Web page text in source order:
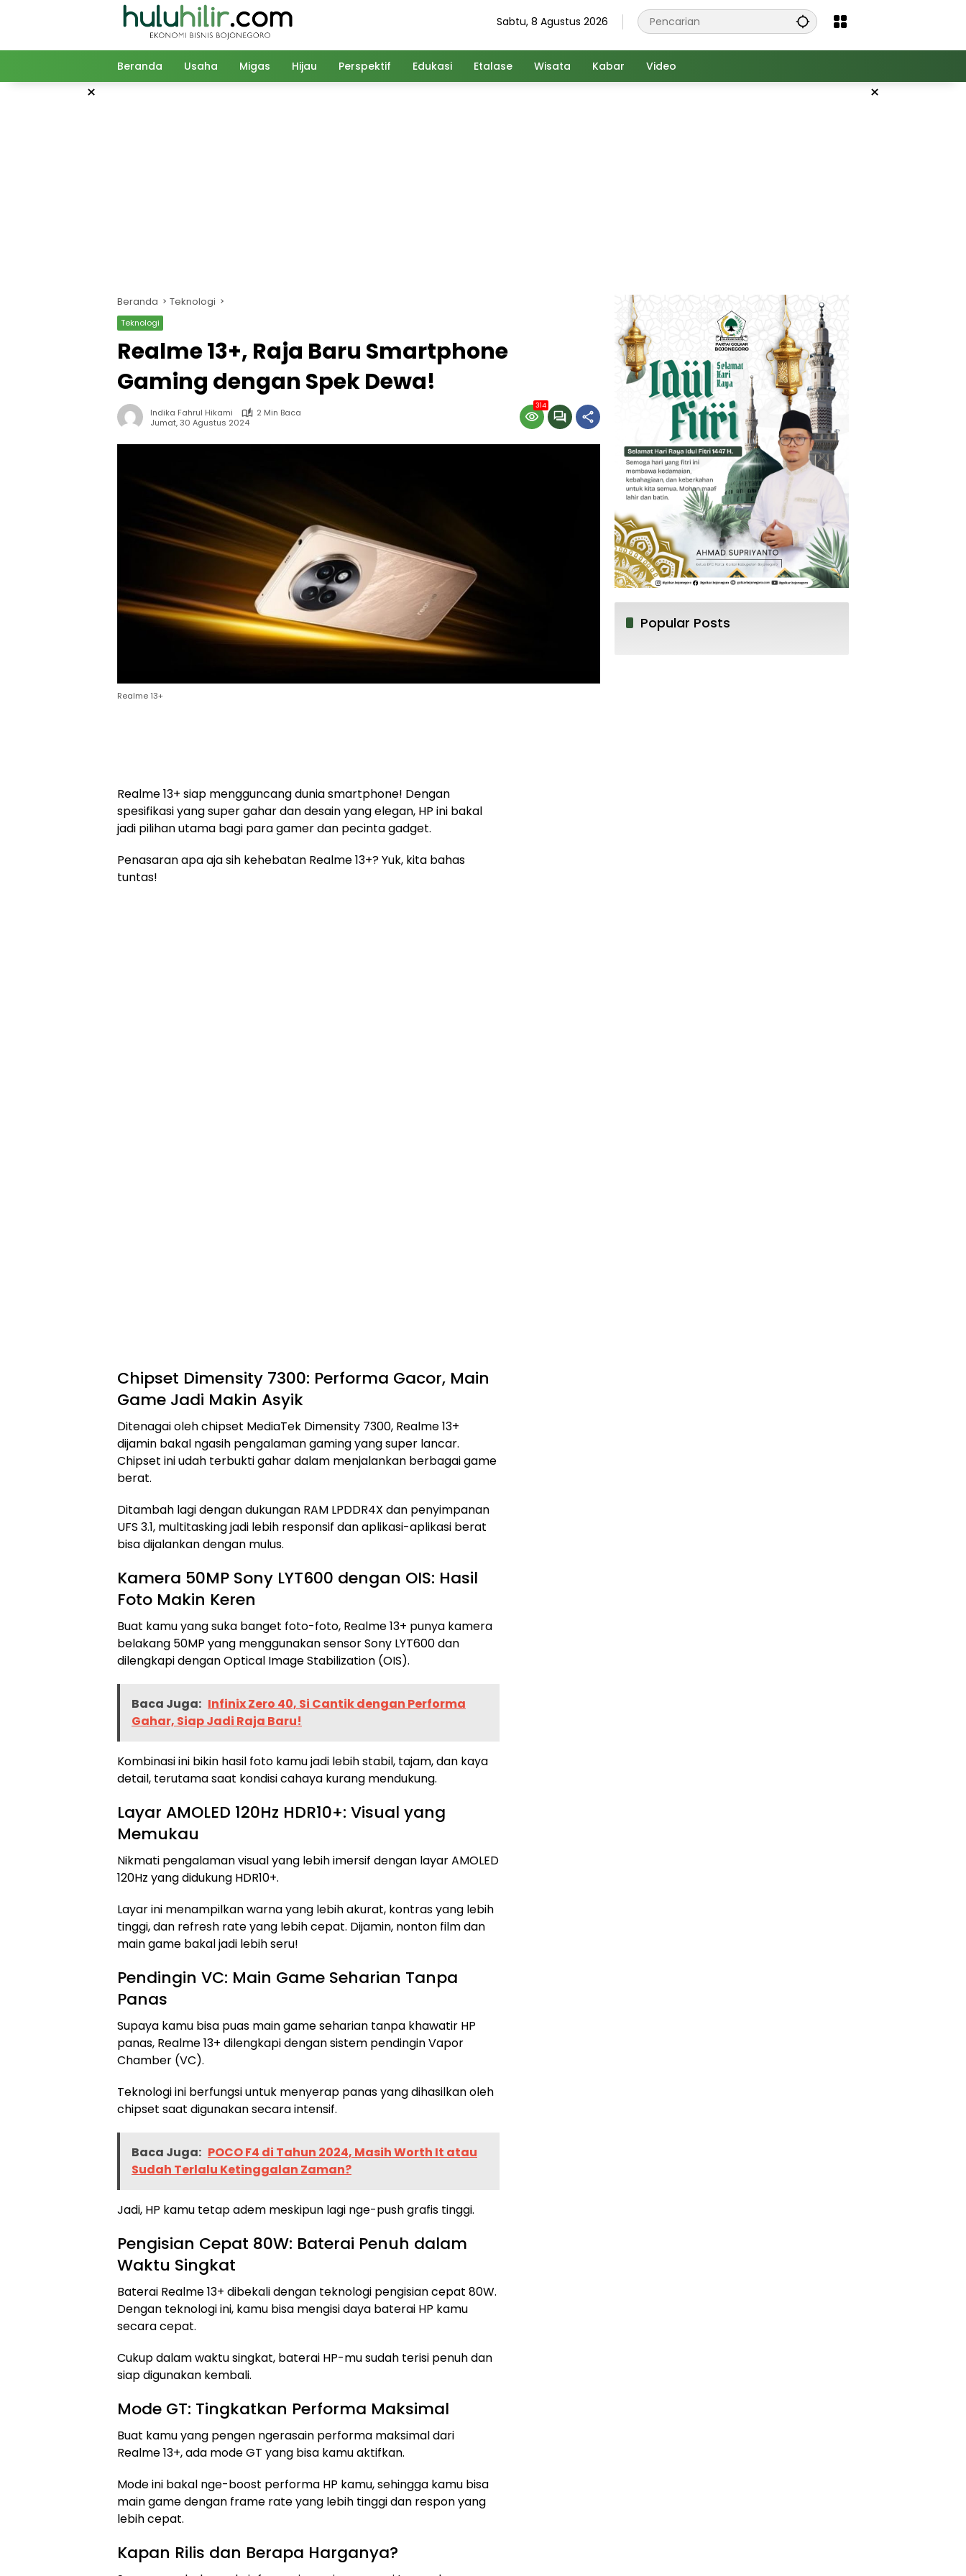
Sabtu, 8 Agustus 2026
Beranda Usaha Migas Hijau Perspektif Edukasi Etalase Wisata Kabar Video
× ×
Beranda Teknologi
Teknologi
Realme 13+, Raja Baru Smartphone
Gaming dengan Spek Dewa!
Indika Fahrul Hikami
2 Min Baca
Jumat, 30 Agustus 2024
314
Realme 13+
Realme 13+ siap mengguncang dunia smartphone! Dengan
spesifikasi yang super gahar dan desain yang elegan, HP ini bakal
jadi pilihan utama bagi para gamer dan pecinta gadget.
Penasaran apa aja sih kehebatan Realme 13+? Yuk, kita bahas
tuntas!
Chipset Dimensity 7300: Performa Gacor, Main
Game Jadi Makin Asyik
Ditenagai oleh chipset MediaTek Dimensity 7300, Realme 13+
dijamin bakal ngasih pengalaman gaming yang super lancar.
Chipset ini udah terbukti gahar dalam menjalankan berbagai game
berat.
Ditambah lagi dengan dukungan RAM LPDDR4X dan penyimpanan
UFS 3.1, multitasking jadi lebih responsif dan aplikasi-aplikasi berat
bisa dijalankan dengan mulus.
Kamera 50MP Sony LYT600 dengan OIS: Hasil
Foto Makin Keren
Buat kamu yang suka banget foto-foto, Realme 13+ punya kamera
belakang 50MP yang menggunakan sensor Sony LYT600 dan
dilengkapi dengan Optical Image Stabilization (OIS).
Baca Juga: Infinix Zero 40, Si Cantik dengan Performa
Gahar, Siap Jadi Raja Baru!
Kombinasi ini bikin hasil foto kamu jadi lebih stabil, tajam, dan kaya
detail, terutama saat kondisi cahaya kurang mendukung.
Layar AMOLED 120Hz HDR10+: Visual yang
Memukau
Nikmati pengalaman visual yang lebih imersif dengan layar AMOLED
120Hz yang didukung HDR10+.
Layar ini menampilkan warna yang lebih akurat, kontras yang lebih
tinggi, dan refresh rate yang lebih cepat. Dijamin, nonton film dan
main game bakal jadi lebih seru!
Pendingin VC: Main Game Seharian Tanpa
Panas
Supaya kamu bisa puas main game seharian tanpa khawatir HP
panas, Realme 13+ dilengkapi dengan sistem pendingin Vapor
Chamber (VC).
Teknologi ini berfungsi untuk menyerap panas yang dihasilkan oleh
chipset saat digunakan secara intensif.
Baca Juga: POCO F4 di Tahun 2024, Masih Worth It atau
Sudah Terlalu Ketinggalan Zaman?
Jadi, HP kamu tetap adem meskipun lagi nge-push grafis tinggi.
Pengisian Cepat 80W: Baterai Penuh dalam
Waktu Singkat
Baterai Realme 13+ dibekali dengan teknologi pengisian cepat 80W.
Dengan teknologi ini, kamu bisa mengisi daya baterai HP kamu
secara cepat.
Cukup dalam waktu singkat, baterai HP-mu sudah terisi penuh dan
siap digunakan kembali.
Mode GT: Tingkatkan Performa Maksimal
Buat kamu yang pengen ngerasain performa maksimal dari
Realme 13+, ada mode GT yang bisa kamu aktifkan.
Mode ini bakal nge-boost performa HP kamu, sehingga kamu bisa
main game dengan frame rate yang lebih tinggi dan respon yang
lebih cepat.
Kapan Rilis dan Berapa Harganya?
Popular Posts